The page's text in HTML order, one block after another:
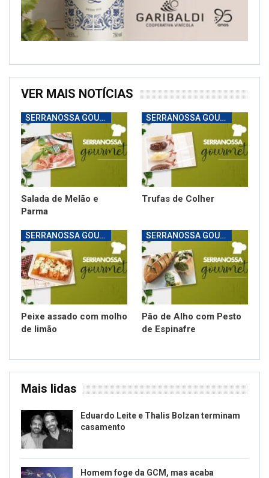
VER MAIS NOTÍCIAS
SERRANOSSA GOURMET
Salada de Melão e
Parma
SERRANOSSA GOURMET
Trufas de Colher
SERRANOSSA GOURMET
Peixe assado com molho
de limão
SERRANOSSA GOURMET
Pão de Alho com Pesto
de Espinafre
Mais lidas
Eduardo Leite e Thalis Bolzan terminam
casamento
Homem foge da GCM, mas acaba